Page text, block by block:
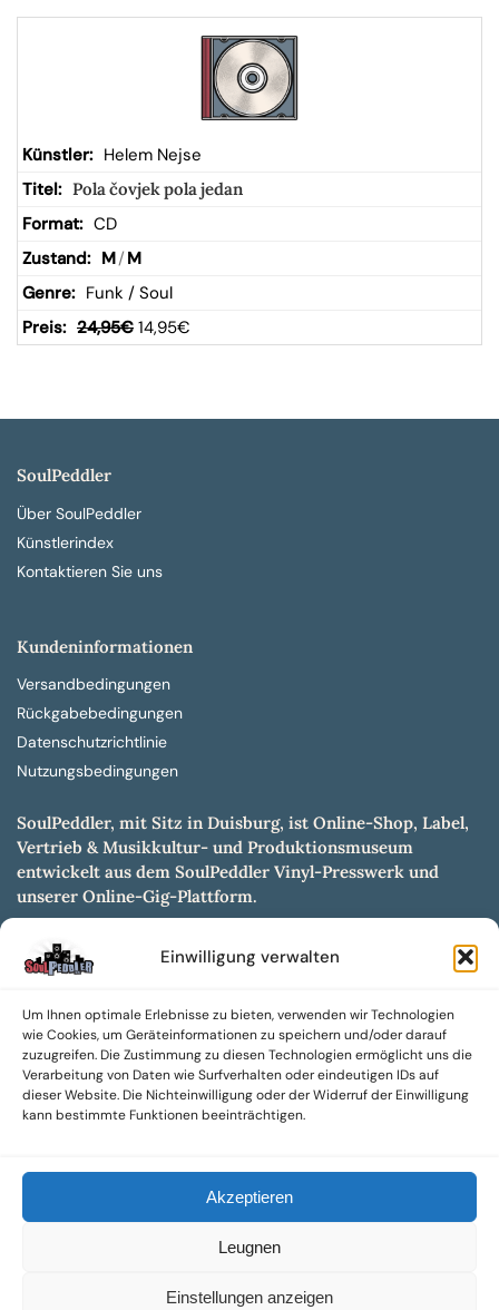
Einwilligung verwalten
Um Ihnen optimale Erlebnisse zu bieten, verwenden wir Technologien
wie Cookies, um Geräteinformationen zu speichern und/oder darauf
zuzugreifen. Die Zustimmung zu diesen Technologien ermöglicht uns die
Verarbeitung von Daten wie Surfverhalten oder eindeutigen IDs auf
dieser Website. Die Nichteinwilligung oder der Widerruf der Einwilligung
kann bestimmte Funktionen beeinträchtigen.
Akzeptieren
Leugnen
Einstellungen anzeigen
Helem Nejse
Pola čovjek pola jedan
CD
M/ M
Funk / Soul
24,95€ 14,95€
SoulPeddler
Über SoulPeddler
Künstlerindex
Kontaktieren Sie uns
Kundeninformationen
Versandbedingungen
Rückgabebedingungen
Datenschutzrichtlinie
Nutzungsbedingungen
SoulPeddler, mit Sitz in Duisburg, ist Online-Shop, Label,
Vertrieb & Musikkultur- und Produktionsmuseum
entwickelt aus dem SoulPeddler Vinyl-Presswerk und
unserer Online-Gig-Plattform.
sammelwürdigen als auch Mainstream-Titeln und -Formaten auf
Vinyl, CD und weiteren Medien.
Sowohl neue als auch gebrauchte, nach Zustand bewertete
Tonträger sind aus unserem Archiv mit über 300.000
Titeln erhältlich.
Wir setzen uns leidenschaftlich für unabhängige Künstler und
SoulPeddler Mailorder, Records & Vinyl Production – DUBOX –
Nettirock – Nice Guy Records – MOVA Museum of Vinyl Arts